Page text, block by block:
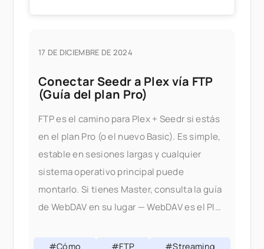
17 DE DICIEMBRE DE 2024
Conectar Seedr a Plex vía FTP
(Guía del plan Pro)
FTP es el camino para Plex + Seedr si estás
en el plan Pro (o el nuevo Basic). Es simple,
estable en sesiones largas y cualquier
sistema operativo principal puede
montarlo. Si tienes Master, consulta la guía
de WebDAV en su lugar — WebDAV es el Plex
#Cómo #FTP #Streaming